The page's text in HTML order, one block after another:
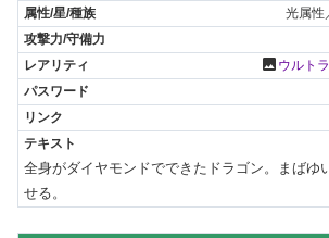
光属性
photo ウルトラ
全身がダイヤモンドでできたドラゴン。まばゆ
せる。